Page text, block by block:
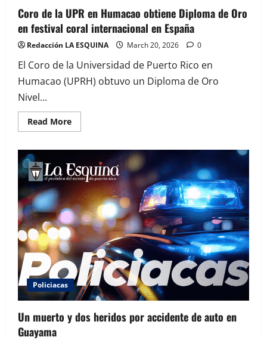
Coro de la UPR en Humacao obtiene Diploma de Oro
en festival coral internacional en España
Redacción LA ESQUINA March 20, 2026 0
El Coro de la Universidad de Puerto Rico en
Humacao (UPRH) obtuvo un Diploma de Oro
Nivel...
Read MoreRead
more
la
UPR
en
Humacao
obtiene
Diploma
de
Oro
en
festival
coral
internacional
en
España
Policiacas
Un muerto y dos heridos por accidente de auto en
Guayama